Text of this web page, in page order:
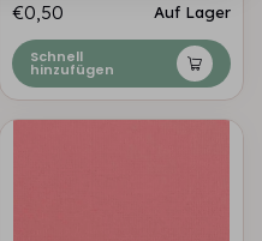
€0,50 Auf Lager
Schnell
hinzufügen